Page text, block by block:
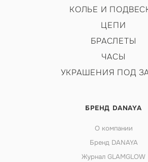
КОЛЬЕ И
ЦЕПИ
БРАСЛЕТЫ
ЧАСЫ
УКРАШЕНИЯ ПОД
БРЕНД DANAYA
О компании
Бренд DANAYA
Журнал GLAMGLOW